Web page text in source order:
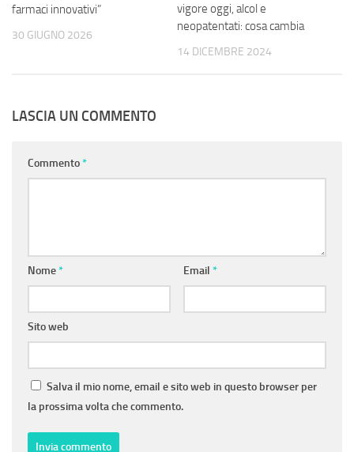
farmaci innovativi”
30 GIUGNO 2026
vigore oggi, alcol e
neopatentati: cosa cambia
14 DICEMBRE 2024
LASCIA UN COMMENTO
Commento*
Nome* Email *
Sito web
Salva il mio nome, email e sito web in questo browser per
la prossima volta che commento.